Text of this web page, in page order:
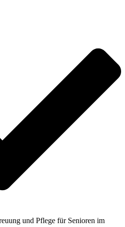
und Pflege für Senioren im